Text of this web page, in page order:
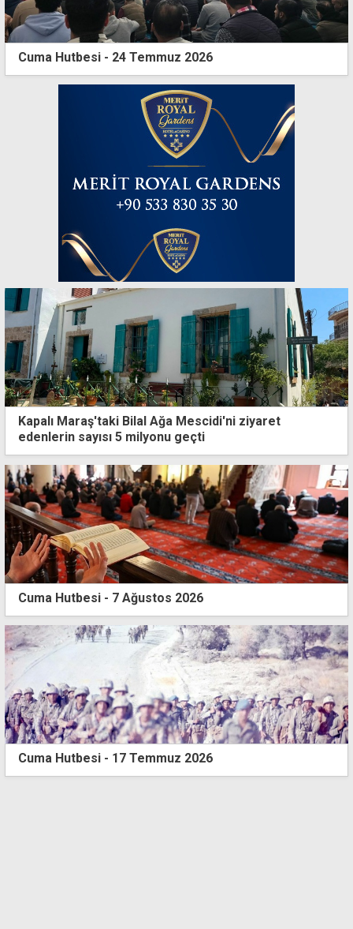
Cuma Hutbesi - 24 Temmuz 2026
Kapalı Maraş'taki Bilal Ağa Mescidi'ni ziyaret
edenlerin sayısı 5 milyonu geçti
Cuma Hutbesi - 7 Ağustos 2026
Cuma Hutbesi - 17 Temmuz 2026